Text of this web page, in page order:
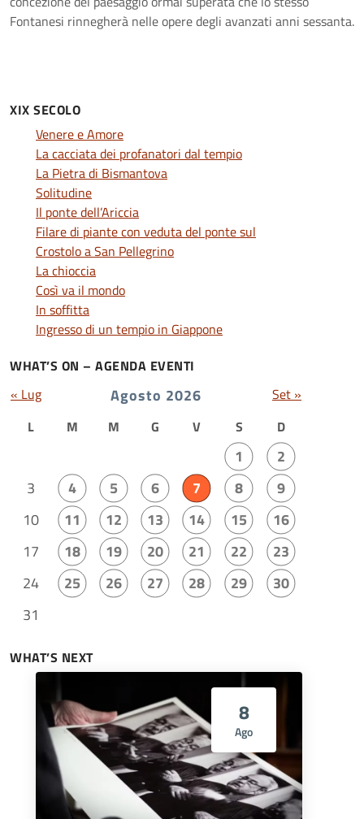
Fontanesi rinnegherà nelle opere degli avanzati anni sessanta.
XIX SECOLO
Venere e Amore
La cacciata dei profanatori dal tempio
La Pietra di Bismantova
Solitudine
Il ponte dell’Ariccia
Filare di piante con veduta del ponte sul
Crostolo a San Pellegrino
La chioccia
Così va il mondo
In soffitta
Ingresso di un tempio in Giappone
WHAT’S ON – AGENDA EVENTI
Agosto 2026
L M M G V S D
1
2
3
4 5 6 7 8
9
10
11 12 13 14 15
16
17
18 19 20 21 22
23
24
25 26 27 28 29
30
31
« Lug Set »
WHAT’S NEXT
8
Ago